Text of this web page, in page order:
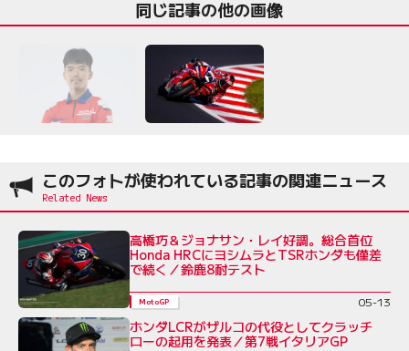
同じ記事の他の画像
このフォトが使われている記事の関連ニュース
高橋巧＆ジョナサン・レイ好調。総合首位
Honda HRCにヨシムラとTSRホンダも僅差
で続く／鈴鹿8耐テスト
MotoGP 05-13
ホンダLCRがザルコの代役としてクラッチ
ローの起用を発表／第7戦イタリアGP